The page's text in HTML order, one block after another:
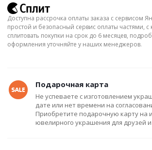
Доступна рассрочка оплаты заказа с сервисом
простой и безопасный сервис оплаты частями,
сплитовать покупки на срок до 6 месяцев,
оформления уточняйте у наших менеджеров.
Подарочная карта
Не успеваете с изготовлением
дате или нет времени на
Приобретите подарочную карту на
ювелирного украшения для друзей и